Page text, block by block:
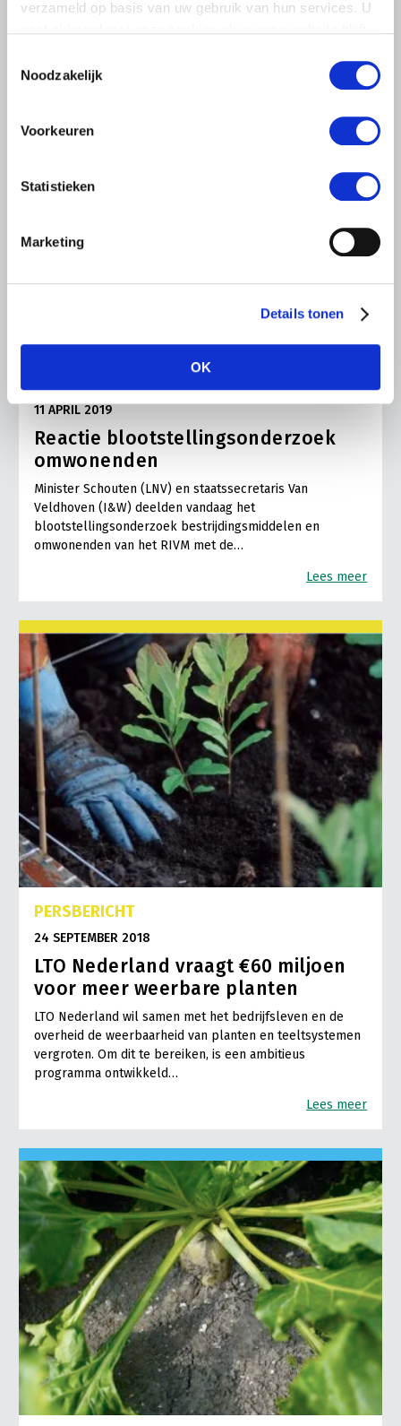
verzameld op basis van uw gebruik van hun services. U
Noodzakelijk
Voorkeuren
Statistieken
Marketing
Details tonen
OK
boeren en tuinders…
11 APRIL 2019
Reactie blootstellingsonderzoek
omwonenden
Minister Schouten (LNV) en staatssecretaris Van
Veldhoven (I&W) deelden vandaag het
blootstellingsonderzoek bestrijdingsmiddelen en
omwonenden van het RIVM met de…
Lees meer
PERSBERICHT
24 SEPTEMBER 2018
LTO Nederland vraagt €60 miljoen
voor meer weerbare planten
LTO Nederland wil samen met het bedrijfsleven en de
overheid de weerbaarheid van planten en teeltsystemen
vergroten. Om dit te bereiken, is een ambitieus
programma ontwikkeld…
Lees meer